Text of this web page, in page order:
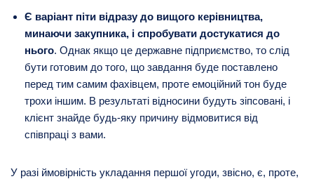
Є варіант піти відразу до вищого керівництва,
минаючи закупника, і спробувати достукатися до
нього. Однак якщо це державне підприємство, то слід
бути готовим до того, що завдання буде поставлено
перед тим самим фахівцем, проте емоційний тон буде
трохи іншим. В результаті відносини будуть зіпсовані, і
клієнт знайде будь-яку причину відмовитися від
співпраці з вами.
У разі ймовірність укладання першої угоди, звісно, ​​є, проте,